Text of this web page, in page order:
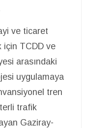
ve ticaret
için TCDD ve
arasındaki
uygulamaya
tren
trafik
Gaziray-